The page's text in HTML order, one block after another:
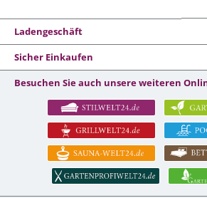
Ladengeschäft
Sicher Einkaufen
Besuchen Sie auch unsere weiteren